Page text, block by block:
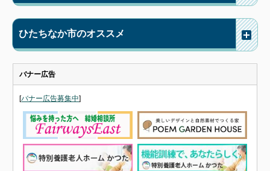
ひたちなか市のオススメ
バナー広告
[バナー広告募集中]